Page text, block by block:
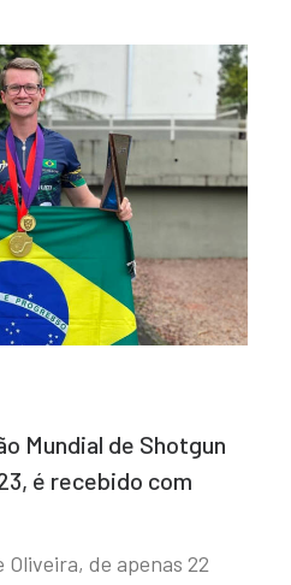
Mundial de Shotgun
é recebido com
Oliveira, de apenas 22